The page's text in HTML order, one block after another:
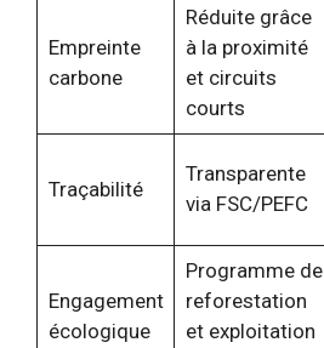
Empreinte
carbone
Réduite grâce
à la proximité
et circuits
courts
Traçabilité
Transparente
via FSC/PEFC
Engagement
écologique
Programme de
reforestation
et exploitation